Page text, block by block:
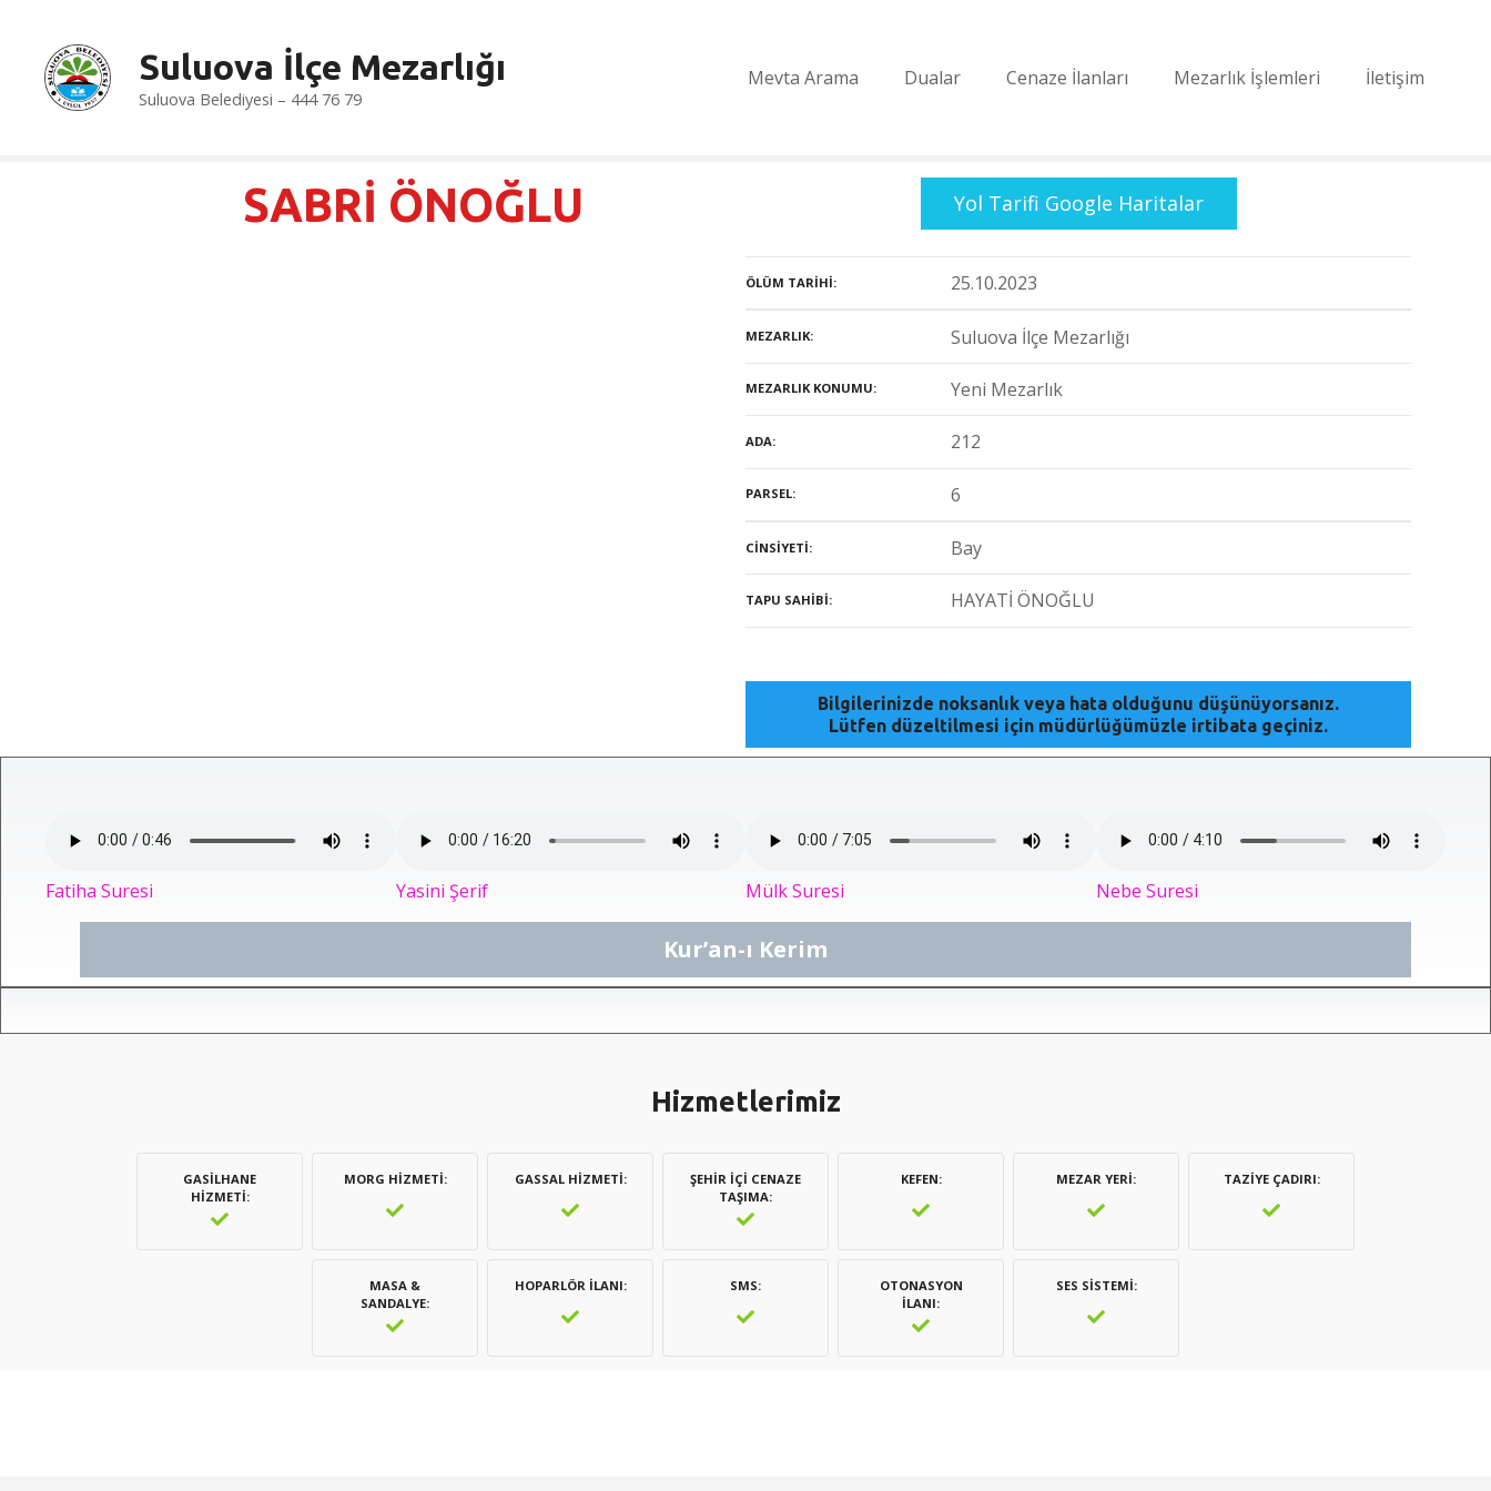
Suluova İlçe Mezarlığı
Suluova Belediyesi – 444 76 79
Mevta Arama Dualar Cenaze İlanları Mezarlık İşlemleri İletişim
SABRİ ÖNOĞLU Yol Tarifi Google Haritalar
ÖLÜM TARIHI 25.10.2023
MEZARLIK Suluova İlçe Mezarlığı
MEZARLIK KONUMU Yeni Mezarlık
ADA 212
PARSEL 6
CINSIYETI Bay
TAPU SAHIBI HAYATİ ÖNOĞLU
Bilgilerinizde noksanlık veya hata olduğunu düşünüyorsanız.
Lütfen düzeltilmesi için müdürlüğümüzle irtibata geçiniz.
Fatiha Suresi Yasini Şerif Mülk Suresi Nebe Suresi
Kur’an-ı Kerim
Hizmetlerimiz
GASILHANE
HIZMETI
MORG HIZMETI GASSAL HIZMETI
ŞEHIR İÇI CENAZE
TAŞIMA
KEFEN MEZAR YERI TAZIYE ÇADIRI
MASA &
SANDALYE
HOPARLÖR İLANI SMS
OTONASYON
İLANI
SES SISTEMI